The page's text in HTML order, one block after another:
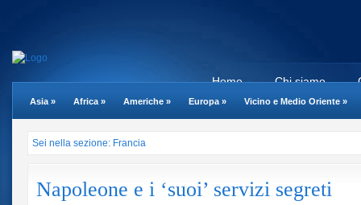
Chi siamo
Home
Asia » Africa » Americhe » Europa » Vicino e Medio Oriente »
Sei nella sezione: Francia
Napoleone e i ‘suoi’ servizi segreti